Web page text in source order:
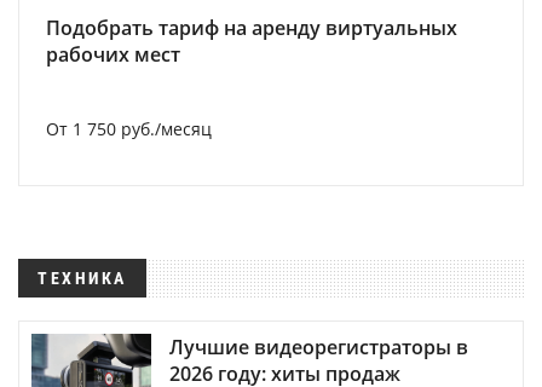
Подобрать тариф на аренду виртуальных
рабочих мест
От 1 750 руб./месяц
ТЕХНИКА
Лучшие видеорегистраторы в
2026 году: хиты продаж